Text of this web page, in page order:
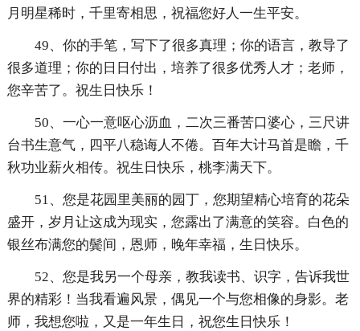
月明星稀时，千里寄相思，祝福您好人一生平安。
49、你的手笔，写下了很多真理；你的语言，教导了
很多道理；你的日日付出，培养了很多优秀人才；老师，
您辛苦了。祝生日快乐！
50、一心一意呕心沥血，二次三番苦口婆心，三尺讲
台书生意气，四平八稳诲人不倦。百年大计马首是瞻，千
秋功业薪火相传。祝生日快乐，桃李满天下。
51、您是花园里美丽的园丁，您期望精心培育的花朵
盛开，岁月让这成为现实，您露出了满意的笑容。白色的
银丝布满您的鬓间，恩师，晚年幸福，生日快乐。
52、您是我另一个母亲，教我读书、识字，告诉我世
界的精彩！当我看遍风景，偶见一个与您相像的身影。老
师，我想您啦，又是一年生日，祝您生日快乐！